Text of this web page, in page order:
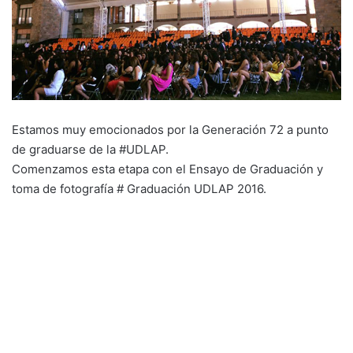
Estamos muy emocionados por la ‪‎Generación 72‬ a punto
de graduarse de la ‪#UDLAP‬.
Comenzamos esta etapa con el Ensayo de Graduación y
toma de fotografía ‪#‎ Graduación UDLAP 2016‬.